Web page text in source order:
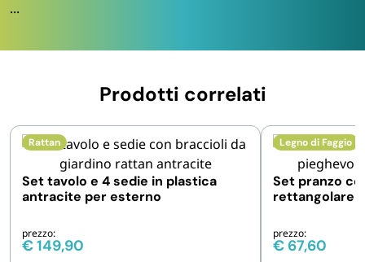
...
Prodotti correlati
Rattan
Set tavolo e 4 sedie in plastica
antracite per esterno
prezzo:
€149,90
Legno di Faggio
Set pranzo
rettangolare
prezzo:
€ 67,60